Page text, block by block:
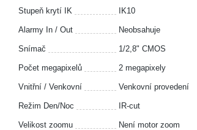
Stupeň krytí IK IK10
Alarmy In / Out Neobsahuje
Snímač 1/2,8" CMOS
Počet megapixelů 2 megapixely
Vnitřní / Venkovní Venkovní provedení
Režim Den/Noc IR-cut
Velikost zoomu Není motor zoom